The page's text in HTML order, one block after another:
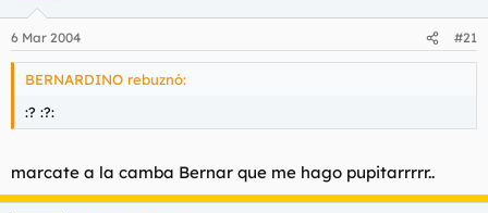
6 Mar 2004 #21
BERNARDINO rebuznó:
:? :?:
marcate a la camba Bernar que me hago pupitarrrrr..